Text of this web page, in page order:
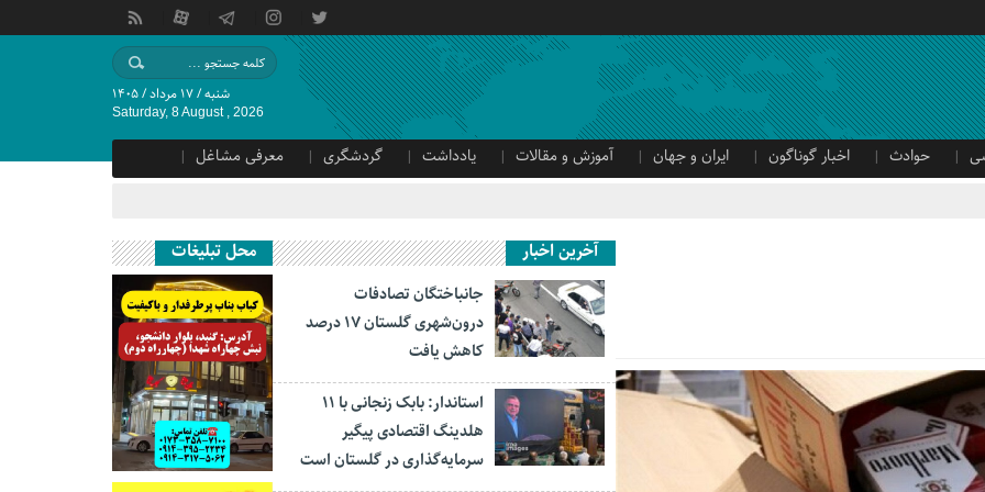
شنبه / ۱۷ مرداد / ۱۴۰۵
Saturday, 8 August , 2026
حوادث اخبار گوناگون ایران و جهان آموزش و مقالات یادداشت گردشگری
معرفی مشاغل
آخرین اخبار
جانباختگان تصادفات
درون‌شهری گلستان ۱۷ درصد
کاهش یافت
استاندار: بابک زنجانی با ۱۱
هلدینگ اقتصادی پیگیر
سرمایه‌گذاری در گلستان است
محل تبلیغات